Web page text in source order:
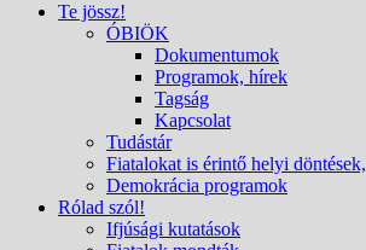
Te jössz!
ÓBIÖK
Dokumentumok
Programok, hírek
Tagság
Kapcsolat
Tudástár
Fiatalokat is érintő helyi
Demokrácia programok
Rólad szól!
Ifjúsági kutatások